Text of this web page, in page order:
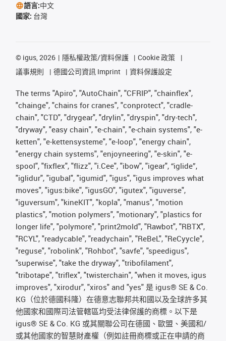
語言:中文
國家: 台灣
© igus, 2026 隱私權政策/資料保護
Cookie 政策
議事規則
德國公司資訊 Imprint 資料保護設定
The terms "Apiro", "AutoChain", "CFRIP", "chainflex",
"chainge", "chains for cranes", "conprotect", "cradle-
chain", "CTD", "drygear", "drylin", "dryspin", "dry-tech",
"dryway", "easy chain", "e-chain", "e-chain systems", "e-
ketten", "e-kettensysteme", "e-loop", "energy chain",
"energy chain systems", "enjoyneering", "e-skin", "e-
spool", "fixflex", "flizz", "i.Cee", "ibow", "igear", “iglide”,
"iglidur", "igubal", "igumid", "igus", "igus improves what
moves", "igus:bike", "igusGO", "igutex", "iguverse",
"iguversum", "kineKIT", "kopla", "manus", "motion
plastics", "motion polymers", "motionary", "plastics for
longer life", "polymore", "print2mold", "Rawbot", "RBTX",
"RCYL", "readycable", "readychain", "ReBeL", "ReCyycle",
"reguse", "robolink", "Rohbot", "savfe", "speedigus",
"superwise", "take the dryway", "tribofilament",
"tribotape", "triflex", "twisterchain", "when it moves, igus
improves", "xirodur", "xiros" and "yes" 是 igus® SE & Co.
KG（位於德國科隆）在德意志聯邦共和國以及全球許多其
他國家和國際司法管轄區均受法律保護的商標。以下是
igus® SE & Co. KG 或其關聯公司在德國、歐盟、美國和/
或其他國家的智慧財產權（例如註冊商標或正在申請的商